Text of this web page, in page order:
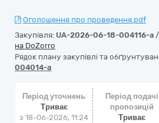
Оголошення про проведення.pdf
Закупівля: UA-2026-06-18-004116-a /
на DoZorro
Рядок плану закупівлі та
004014-a
Період уточнень
Триває
з 18-06-2026, 11:24
Період подачі
пропозицій
Триває